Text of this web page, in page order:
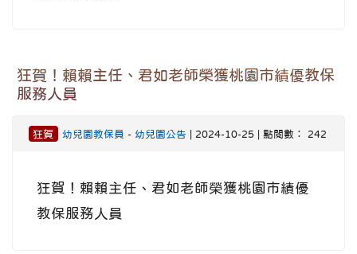
狂賀！賴賴主任、君如老師榮獲桃園市績優教保
服務人員
狂賀 幼兒園教保員 - 幼兒園公告 | 2024-10-25 | 點閱數： 242
狂賀！賴賴主任、君如老師榮獲桃園市績優
教保服務人員